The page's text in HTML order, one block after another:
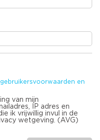
gebruikersvoorwaarden en
van mijn
IP adres en
ik vrijwillig invul in de
wetgeving. (AVG)